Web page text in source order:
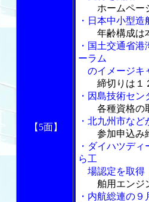
【5面】
ホームペー
・日本中小型
年齢構成は
・国土交通省
ーラム
のイメージキ
締切りは１
・因島技術セ
各種資格の
・北九州市な
参加申込み
・ダイハツデ
ら工
場認定を取得
舶用エンジ
・内航総連の